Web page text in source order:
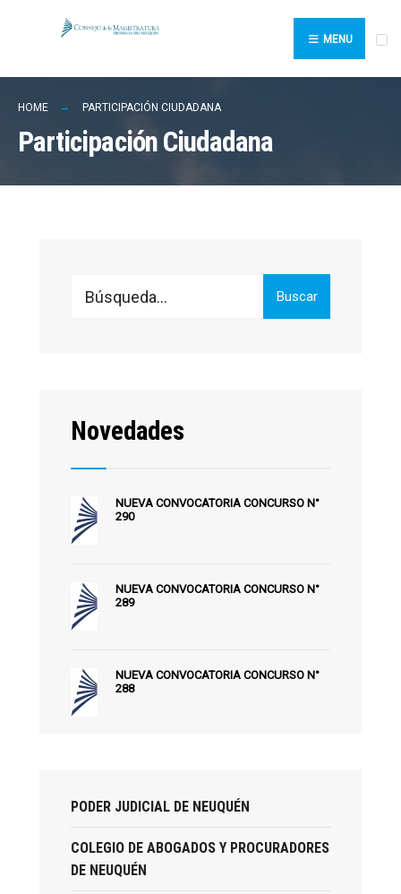
MENU
HOME PARTICIPACIÓN CIUDADANA
Participación Ciudadana
Buscar
Novedades
NUEVA CONVOCATORIA CONCURSO N°
290
NUEVA CONVOCATORIA CONCURSO N°
289
NUEVA CONVOCATORIA CONCURSO N°
288
PODER JUDICIAL DE NEUQUÉN
COLEGIO DE ABOGADOS Y PROCURADORES
DE NEUQUÉN
for: